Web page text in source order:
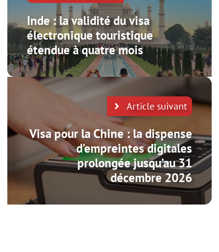
Inde : la validité du visa
électronique touristique
étendue à quatre mois
Article suivant
Visa pour la Chine : la dispense
d’empreintes digitales
prolongée jusqu’au 31
décembre 2026